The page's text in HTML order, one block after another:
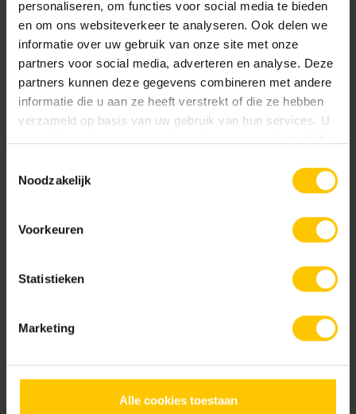
personaliseren, om functies voor social media te bieden
en om ons websiteverkeer te analyseren. Ook delen we
informatie over uw gebruik van onze site met onze
partners voor social media, adverteren en analyse. Deze
partners kunnen deze gegevens combineren met andere
informatie die u aan ze heeft verstrekt of die ze hebben
verzameld op basis van uw gebruik van hun services. U
Noodzakelijk
Voorkeuren
Statistieken
Marketing
Alle cookies toestaan
Breedte:
0 mm
Hoogte:
Prijs Eenheid:
Lithofin >W< Vlekstop 1 liter Lithofin ABRA-CLEAN 500ml